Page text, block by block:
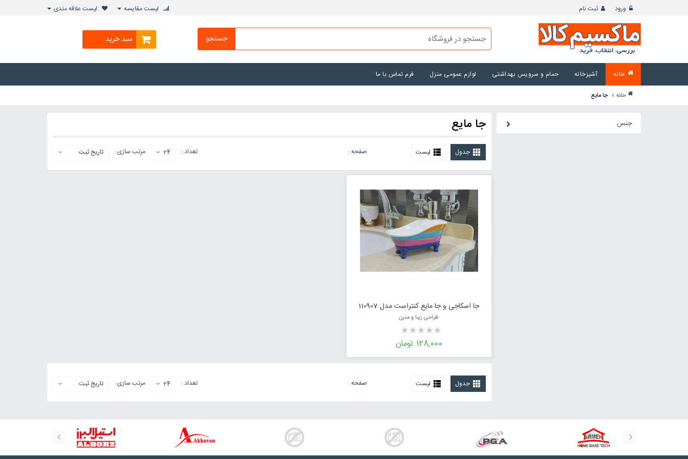
ورود ثبت نام لیست مقایسه لیست علاقه مندی
جستجو سبد خرید
خانه آشپزخانه حمام و سرویس بهداشتی لوازم عمومی منزل فرم تماس با ما
خانه › جا مایع
جنس جا مایع
جدول لیست مرتب سازی : تاریخ ثبت تعداد : 24 صفحه :
افزودن به سبد خریدجا اسکاجی و جا مایع کنتراست مدل 110907
طراحی زیبا و مدرن
128,000 تومان
جدول لیست مرتب سازی : تاریخ ثبت تعداد : 24 صفحه :